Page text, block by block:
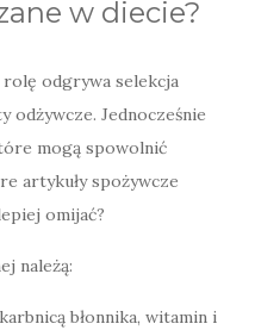
w diecie?
odgrywa selekcja
odżywcze. Jednocześnie
mogą spowolnić
artykuły spożywcze
omijać?
należą:
błonnika, witamin i